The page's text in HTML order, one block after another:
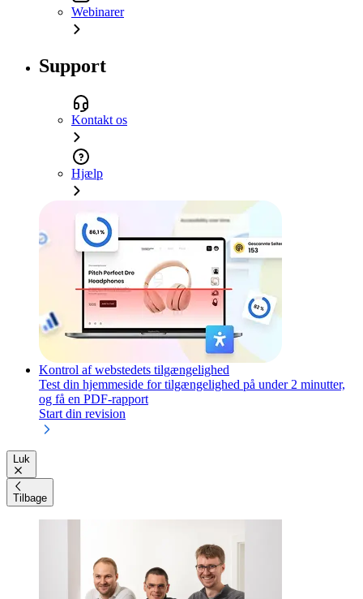
Webinarer
Support
Kontakt os
Hjælp
Kontrol af webstedets tilgængelighed
Test din hjemmeside for tilgængelighed på under 2 minutter,
og få en PDF-rapport
Start din revision
Luk
Tilbage